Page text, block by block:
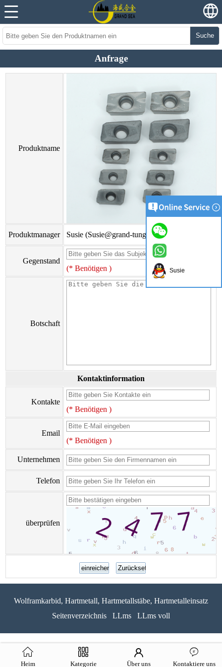
Suche
Anfrage
Produktname
Produktmanager Susie (Susie@grand-tungsten.com)
Gegenstand
(* Benötigen )
Botschaft
Kontaktinformation
Kontakte
(* Benötigen )
Email
(* Benötigen )
Unternehmen
Telefon
überprüfen
Wolframkarbid, Hartmetall, Hartmetallstäbe, Hartmetalleinsatz
Seitenverzeichnis
LLms LLms voll
Heim Kategorie Über uns Kontaktiere uns
Susie